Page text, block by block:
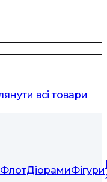
всі товари
ФлотДіорамиФігури